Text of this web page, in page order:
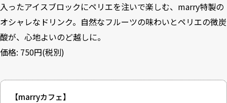
入ったアイスブロックにペリエを注いで楽しむ、marry特製の
オシャレなドリンク。自然なフルーツの味わいとペリエの微炭
酸が、心地よいのど越しに。
価格: 750円(税別)
【marryカフェ】